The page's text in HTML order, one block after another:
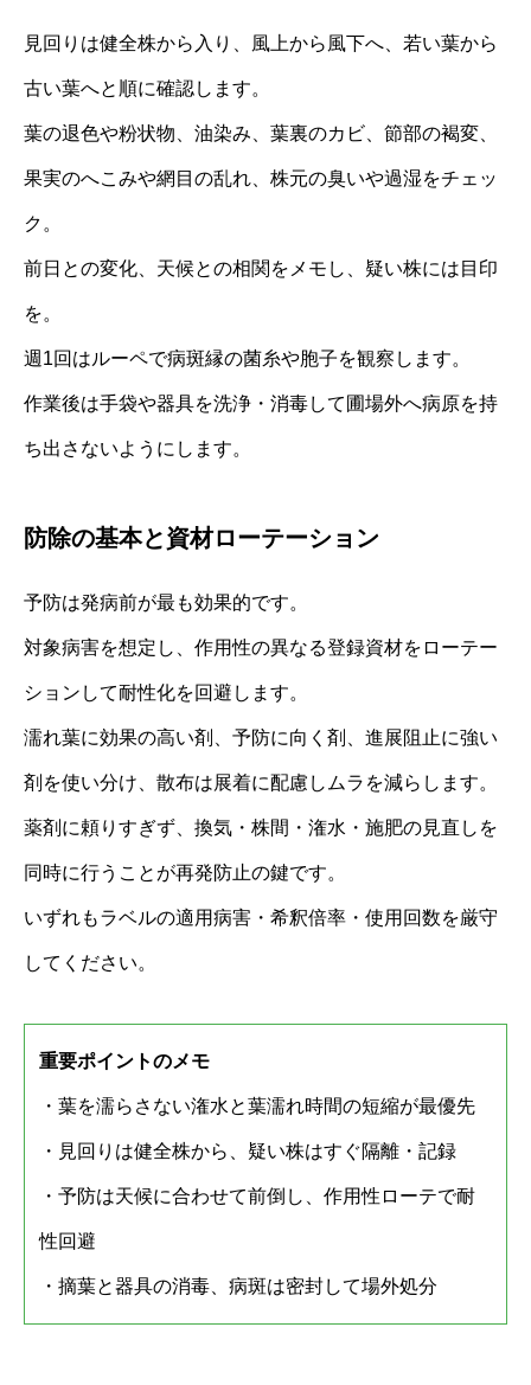
見回りは健全株から入り、風上から風下へ、若い葉から
古い葉へと順に確認します。
葉の退色や粉状物、油染み、葉裏のカビ、節部の褐変、
果実のへこみや網目の乱れ、株元の臭いや過湿をチェッ
ク。
前日との変化、天候との相関をメモし、疑い株には目印
を。
週1回はルーペで病斑縁の菌糸や胞子を観察します。
作業後は手袋や器具を洗浄・消毒して圃場外へ病原を持
ち出さないようにします。
防除の基本と資材ローテーション
予防は発病前が最も効果的です。
対象病害を想定し、作用性の異なる登録資材をローテー
ションして耐性化を回避します。
濡れ葉に効果の高い剤、予防に向く剤、進展阻止に強い
剤を使い分け、散布は展着に配慮しムラを減らします。
薬剤に頼りすぎず、換気・株間・潅水・施肥の見直しを
同時に行うことが再発防止の鍵です。
いずれもラベルの適用病害・希釈倍率・使用回数を厳守
してください。
重要ポイントのメモ
・葉を濡らさない潅水と葉濡れ時間の短縮が最優先
・見回りは健全株から、疑い株はすぐ隔離・記録
・予防は天候に合わせて前倒し、作用性ローテで耐
性回避
・摘葉と器具の消毒、病斑は密封して場外処分